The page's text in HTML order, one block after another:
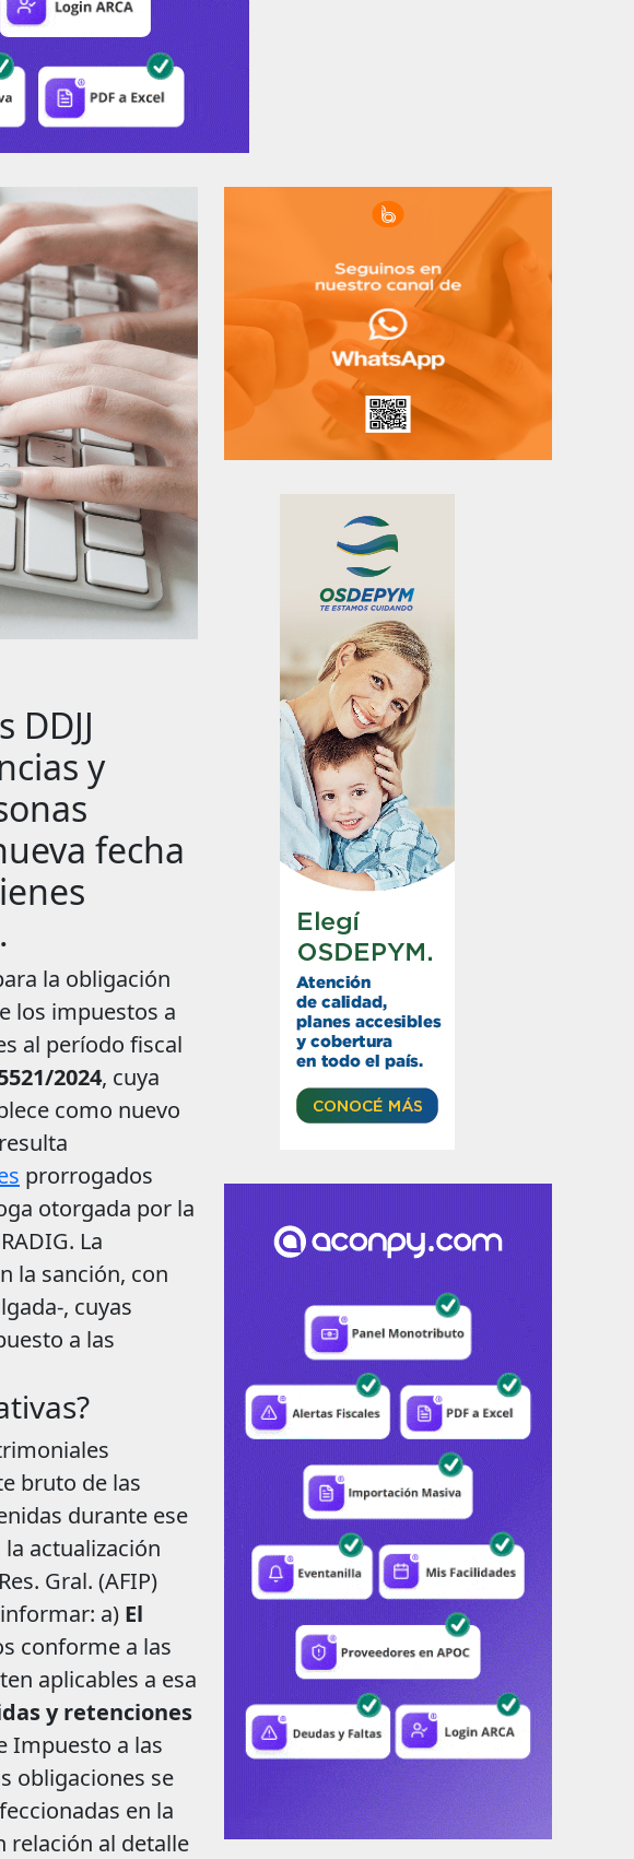
y
fecha
la obligación
los impuestos a
al período fiscal
2024, cuya
como nuevo
prorrogados
otorgada por la
La
la sanción, con
, cuyas
a las
bruto de las
durante ese
actualización
Gral. (AFIP)
a) El
conforme a las
aplicables a esa
y retenciones
Impuesto a las
obligaciones se
en la
relación al detalle